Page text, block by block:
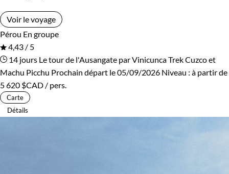
Voir le voyage
Pérou En groupe
4,43 / 5
14 jours Le tour de l'Ausangate par VinicuncaTrek Cuzco et
Machu Picchu Prochain départ le 05/09/2026 Niveau : à partir de
5 620 $CAD / pers.
Carte
Détails